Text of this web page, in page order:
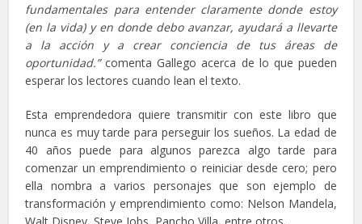
fundamentales para entender claramente donde estoy
(en la vida) y en donde debo avanzar, ayudará a llevarte
a la acción y a crear conciencia de tus áreas de
oportunidad.”comenta Gallego acerca de lo que pueden
esperar los lectores cuando lean el texto.
Esta emprendedora quiere transmitir con este libro que
nunca es muy tarde para perseguir los sueños. La edad de
40 años puede para algunos parezca algo tarde para
comenzar un emprendimiento o reiniciar desde cero; pero
ella nombra a varios personajes que son ejemplo de
transformación y emprendimiento como: Nelson Mandela,